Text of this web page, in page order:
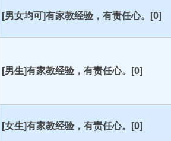
[男女均可]有家教经验，有责任心。[0]
[男生]有家教经验，有责任心。[0]
[女生]有家教经验，有责任心。[0]